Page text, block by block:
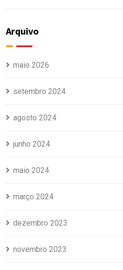
Arquivo
maio 2026
setembro 2024
agosto 2024
junho 2024
maio 2024
março 2024
dezembro 2023
novembro 2023